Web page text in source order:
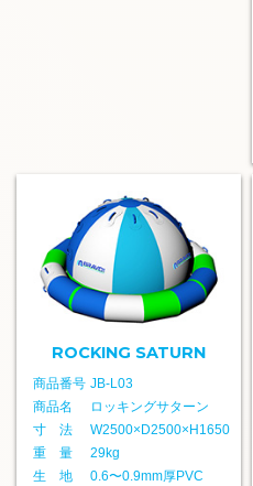
ROCKING SATURN
商品番号 JB-L03
商品名
ロッキングサターン
寸 法
W2500×D2500×H1650
重 量
29kg
生 地
0.6〜0.9mm厚PVC